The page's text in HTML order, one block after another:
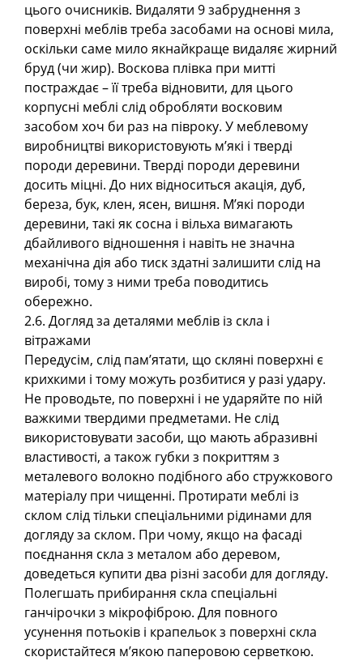
цього очисників. Видаляти 9 забруднення з
поверхні меблів треба засобами на основі мила,
оскільки саме мило якнайкраще видаляє жирний
бруд (чи жир). Воскова плівка при митті
постраждає – її треба відновити, для цього
корпусні меблі слід обробляти восковим
засобом хоч би раз на півроку. У меблевому
виробництві використовують м’які і тверді
породи деревини. Тверді породи деревини
досить міцні. До них відноситься акація, дуб,
береза, бук, клен, ясен, вишня. М’які породи
деревини, такі як сосна і вільха вимагають
дбайливого відношення і навіть не значна
механічна дія або тиск здатні залишити слід на
виробі, тому з ними треба поводитись
обережно.
2.6. Догляд за деталями меблів із скла і
вітражами
Передусім, слід пам’ятати, що скляні поверхні є
крихкими і тому можуть розбитися у разі удару.
Не проводьте, по поверхні і не ударяйте по ній
важкими твердими предметами. Не слід
використовувати засоби, що мають абразивні
властивості, а також губки з покриттям з
металевого волокно подібного або стружкового
матеріалу при чищенні. Протирати меблі із
склом слід тільки спеціальними рідинами для
догляду за склом. При чому, якщо на фасаді
поєднання скла з металом або деревом,
доведеться купити два різні засоби для догляду.
Полегшать прибирання скла спеціальні
ганчірочки з мікрофіброю. Для повного
усунення потьоків і крапельок з поверхні скла
скористайтеся м’якою паперовою серветкою.